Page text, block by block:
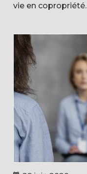
vie en copropriété.